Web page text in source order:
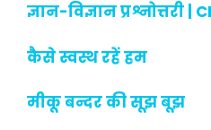
ज्ञान-विज्ञान प्रश्नोत्तरी |
कैसे स्वस्थ रहें हम
मीकू बन्दर की सूझ बूझ